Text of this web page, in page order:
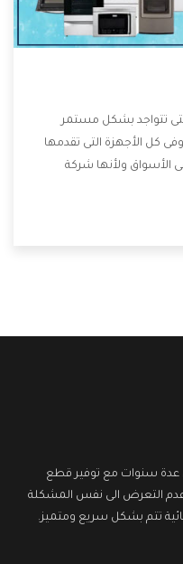
تتواجد بشكل مستمر
كل الأجهزة التى تقدمها
الأسواق ولأنها شركة
التى تسهل على
عدة سنوات مع توفير قطع
التعرض الى نفس المشكلة
تتم بشكل سريع ومتميز.